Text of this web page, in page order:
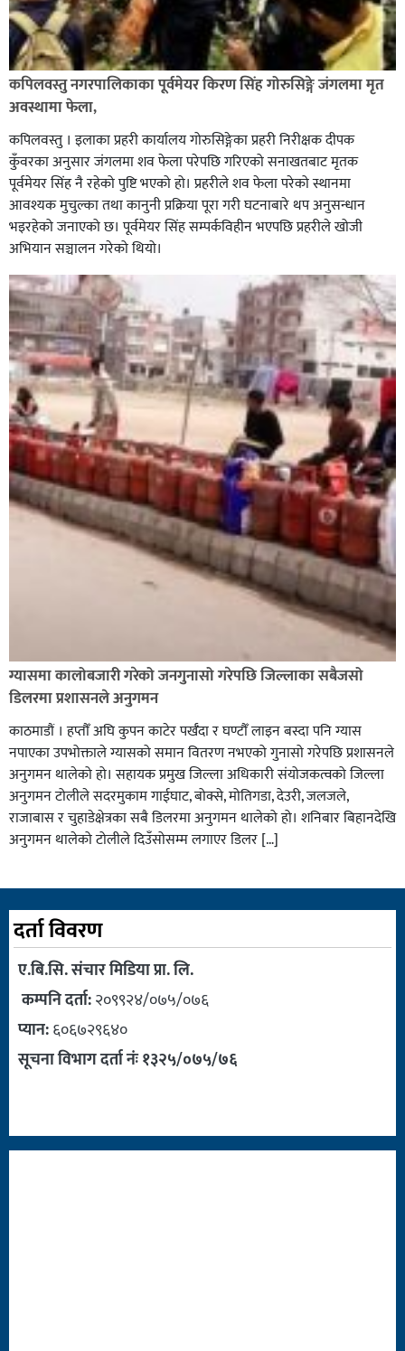
कपिलवस्तु नगरपालिकाका पूर्वमेयर किरण सिंह गोरुसिङ्गे जंगलमा मृत
अवस्थामा फेला,
कपिलवस्तु । इलाका प्रहरी कार्यालय गोरुसिङ्गेका प्रहरी निरीक्षक दीपक
कुँवरका अनुसार जंगलमा शव फेला परेपछि गरिएको सनाखतबाट मृतक
पूर्वमेयर सिंह नै रहेको पुष्टि भएको हो। प्रहरीले शव फेला परेको स्थानमा
आवश्यक मुचुल्का तथा कानुनी प्रक्रिया पूरा गरी घटनाबारे थप अनुसन्धान
भइरहेको जनाएको छ। पूर्वमेयर सिंह सम्पर्कविहीन भएपछि प्रहरीले खोजी
अभियान सञ्चालन गरेको थियो।
ग्यासमा कालोबजारी गरेको जनगुनासो गरेपछि जिल्लाका सबैजसो
डिलरमा प्रशासनले अनुगमन
काठमाडौं । हप्तौँ अघि कुपन काटेर पर्खँदा र घण्टौँ लाइन बस्दा पनि ग्यास
नपाएका उपभोक्ताले ग्यासको समान वितरण नभएको गुनासो गरेपछि प्रशासनले
अनुगमन थालेको हो। सहायक प्रमुख जिल्ला अधिकारी संयोजकत्वको जिल्ला
अनुगमन टोलीले सदरमुकाम गाईघाट, बोक्से, मोतिगडा, देउरी, जलजले,
राजाबास र चुहाडेक्षेत्रका सबै डिलरमा अनुगमन थालेको हो। शनिबार बिहानदेखि
अनुगमन थालेको टोलीले दिउँसोसम्म लगाएर डिलर […]
दर्ता विवरण
ए.बि.सि. संचार मिडिया प्रा. लि.
कम्पनि दर्ता:२०९९२४/०७५/०७६
प्यान:६०६७२९६४०
सूचना विभाग दर्ता नंः १३२५/०७५/७६